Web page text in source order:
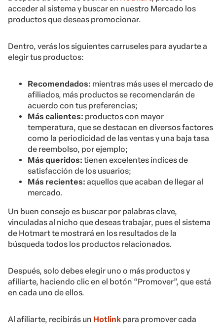
acceder al sistema y buscar en nuestro Mercado los
productos que deseas promocionar.
Dentro, verás los siguientes carruseles para ayudarte a
elegir tus productos:
Recomendados: mientras más uses el mercado de
afiliados, más productos se recomendarán de
acuerdo con tus preferencias;
Más calientes: productos con mayor
temperatura, que se destacan en diversos factores
como la periodicidad de las ventas y una baja tasa
de reembolso, por ejemplo;
Más queridos: tienen excelentes índices de
satisfacción de los usuarios;
Más recientes: aquellos que acaban de llegar al
mercado.
Un buen consejo es buscar por palabras clave,
vinculadas al nicho que deseas trabajar, pues el sistema
de Hotmart te mostrará en los resultados de la
búsqueda todos los productos relacionados.
Después, solo debes elegir uno o más productos y
afiliarte, haciendo clic en el botón “Promover”, que está
en cada uno de ellos.
Al afiliarte, recibirás un Hotlink para promover cada